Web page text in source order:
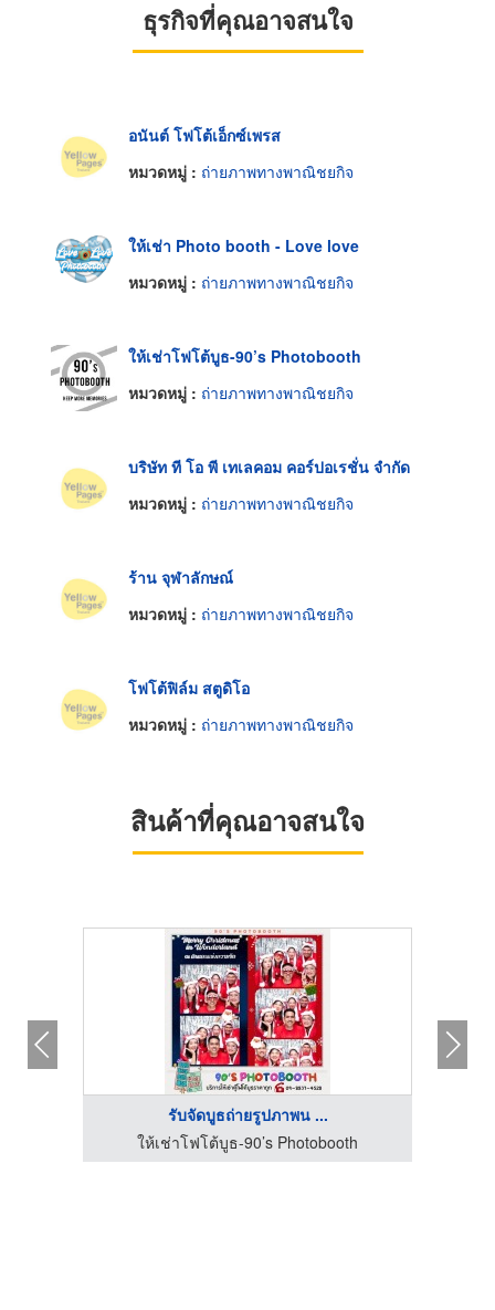
ธุรกิจที่คุณอาจสนใจ
อนันต์ โฟโต้เอ็กซ์เพรส
หมวดหมู่ : ถ่ายภาพทางพาณิชยกิจ
ให้เช่า Photo booth - Love love
หมวดหมู่ : ถ่ายภาพทางพาณิชยกิจ
ให้เช่าโฟโต้บูธ-90’s Photobooth
หมวดหมู่ : ถ่ายภาพทางพาณิชยกิจ
บริษัท ที โอ พี เทเลคอม คอร์ปอเรชั่น จำกัด
หมวดหมู่ : ถ่ายภาพทางพาณิชยกิจ
ร้าน จุฬาลักษณ์
หมวดหมู่ : ถ่ายภาพทางพาณิชยกิจ
โฟโต้ฟิล์ม สตูดิโอ
หมวดหมู่ : ถ่ายภาพทางพาณิชยกิจ
สินค้าที่คุณอาจสนใจ
รับจัดบูธถ่ายรูปภาพน ...
ให้เช่าโฟโต้บูธ-90’s Photobooth